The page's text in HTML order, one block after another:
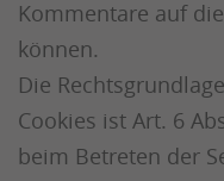
Kommentare auf
können.
Die
Cookies ist Art. 6
beim Betreten der